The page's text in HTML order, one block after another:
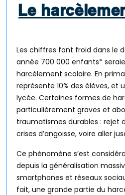
Le
Les chiffres font froid dans le
année 700 000 enfants*
harcèlement scolaire. En
représente 10% des élèves, et
lycée. Certaines formes de
particulièrement graves et
traumatismes durables : rejet
crises d’angoisse, voire aller
Ce phénomène s’est
depuis la généralisation
smartphones et réseaux
fait, une grande partie du